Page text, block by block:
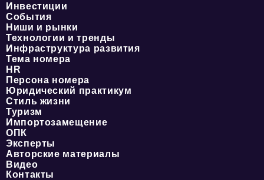
Инвестиции
События
Ниши и рынки
Технологии и тренды
Инфраструктура развития
Тема номера
HR
Персона номера
Юридический практикум
Стиль жизни
Туризм
Импортозамещение
ОПК
Эксперты
Авторские материалы
Видео
Контакты